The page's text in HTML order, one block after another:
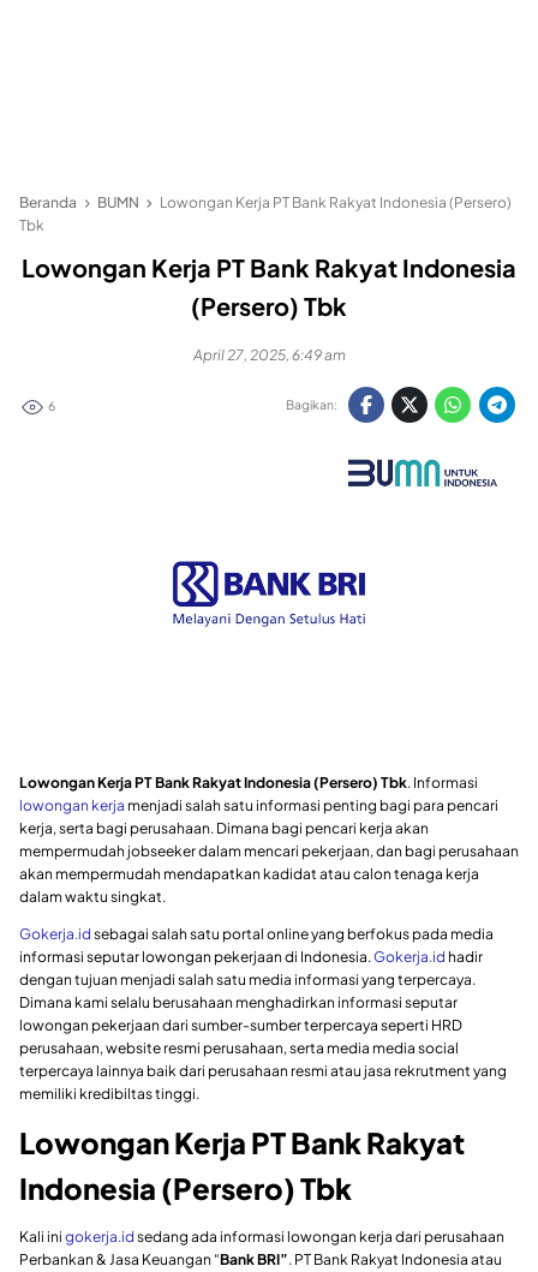
Beranda BUMN
Lowongan Kerja PT Bank Rakyat Indonesia (Persero)
Tbk
Lowongan Kerja PT Bank Rakyat Indonesia
(Persero) Tbk
April 27, 2025, 6:49 am
6 Bagikan:
Lowongan Kerja PT Bank Rakyat Indonesia (Persero) Tbk. Informasi
lowongan kerja menjadi salah satu informasi penting bagi para pencari
kerja, serta bagi perusahaan. Dimana bagi pencari kerja akan
mempermudah jobseeker dalam mencari pekerjaan, dan bagi perusahaan
akan mempermudah mendapatkan kadidat atau calon tenaga kerja
dalam waktu singkat.
Gokerja.id sebagai salah satu portal online yang berfokus pada media
informasi seputar lowongan pekerjaan di Indonesia.Gokerja.id hadir
dengan tujuan menjadi salah satu media informasi yang terpercaya.
Dimana kami selalu berusahaan menghadirkan informasi seputar
lowongan pekerjaan dari sumber-sumber terpercaya seperti HRD
perusahaan, website resmi perusahaan, serta media media social
terpercaya lainnya baik dari perusahaan resmi atau jasa rekrutment yang
memiliki kredibiltas tinggi.
Lowongan Kerja PT Bank Rakyat
Indonesia (Persero) Tbk
Kali ini gokerja.id sedang ada informasi lowongan kerja dari perusahaan
Perbankan & Jasa Keuangan “Bank BRI”. PT Bank Rakyat Indonesia atau